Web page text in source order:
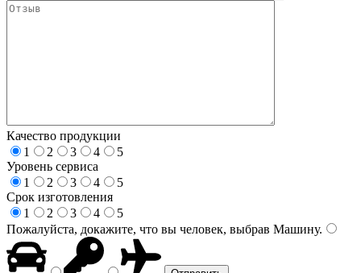
Качество продукции
1
2 3 4
5
Уровень сервиса
1
2 3 4
5
Срок изготовления
1
2 3 4
5
Пожалуйста, докажите, что вы человек, выбрав Машину.